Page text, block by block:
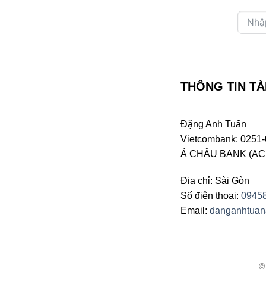
THÔNG TIN
Đặng Anh Tuấn
Vietcombank:
Á CHÂU BANK
Địa chỉ: Sài Gòn
Số điện thoại:
Email:
©